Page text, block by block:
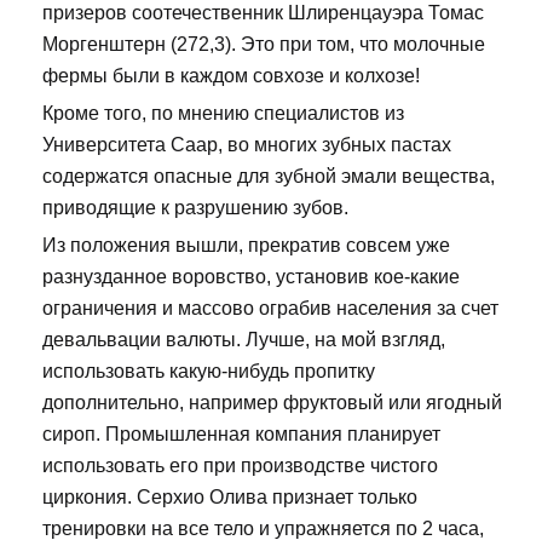
призеров соотечественник Шлиренцауэра Томас
Моргенштерн (272,3). Это при том, что молочные
фермы были в каждом совхозе и колхозе!
Кроме того, по мнению специалистов из
Университета Саар, во многих зубных пастах
содержатся опасные для зубной эмали вещества,
приводящие к разрушению зубов.
Из положения вышли, прекратив совсем уже
разнузданное воровство, установив кое-какие
ограничения и массово ограбив населения за счет
девальвации валюты. Лучше, на мой взгляд,
использовать какую-нибудь пропитку
дополнительно, например фруктовый или ягодный
сироп. Промышленная компания планирует
использовать его при производстве чистого
циркония. Серхио Олива признает только
тренировки на все тело и упражняется по 2 часа,